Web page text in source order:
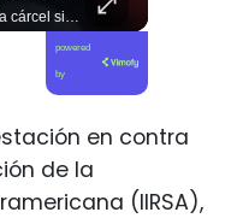
🔴 Joaquín Lavín, abandona la cárcel sin hacer declaraciones
powered
by
en contra
de la
(IIRSA),